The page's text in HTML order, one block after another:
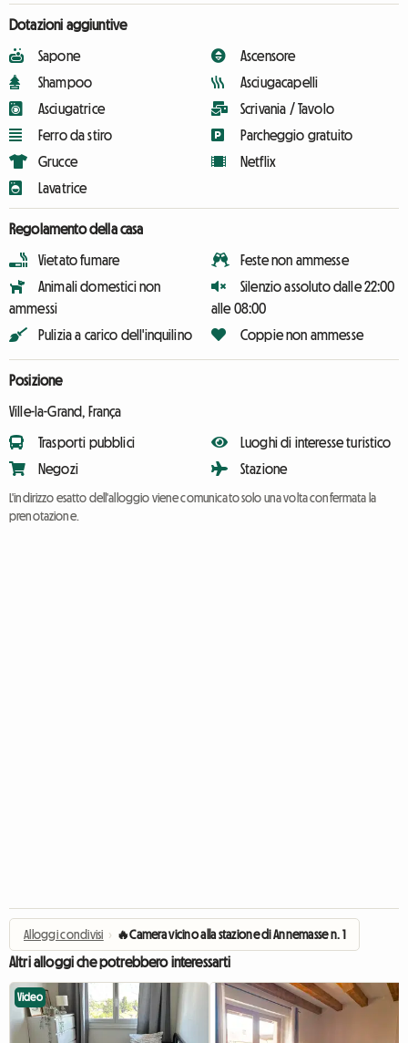
Dotazioni aggiuntive
Sapone
Shampoo
Asciugatrice
Ferro da stiro
Grucce
Lavatrice
Ascensore
Asciugacapelli
Scrivania / Tavolo
Parcheggio gratuito
Netflix
Regolamento della casa
Vietato fumare
Animali domestici non
ammessi
Pulizia a carico dell'inquilino
Feste non ammesse
Silenzio assoluto dalle 22:00
alle 08:00
Coppie non ammesse
Posizione
Ville-la-Grand, França
Trasporti pubblici
Negozi
Luoghi di interesse turistico
Stazione
L'indirizzo esatto dell'alloggio viene comunicato solo una volta confermata la
prenotazione.
Alloggi condivisi › 🔥Camera vicino alla stazione di Annemasse n. 1
Altri alloggi che potrebbero interessarti
Video